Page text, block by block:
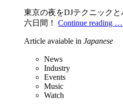
東京の夜をDJテクニック
六日間！ Continue reading …
Article avaiable in Japanese
News
Industry
Events
Music
Watch